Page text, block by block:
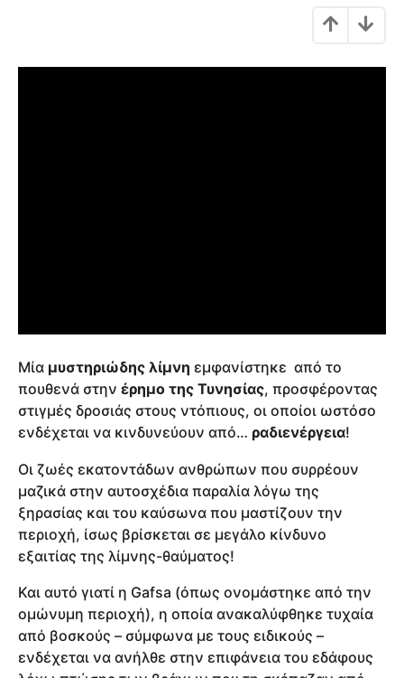
Μία μυστηριώδης λίμνη εμφανίστηκε από το
πουθενά στην έρημο της Τυνησίας, προσφέροντας
στιγμές δροσιάς στους ντόπιους, οι οποίοι ωστόσο
ενδέχεται να κινδυνεύουν από… ραδιενέργεια!
Οι ζωές εκατοντάδων ανθρώπων που συρρέουν
μαζικά στην αυτοσχέδια παραλία λόγω της
ξηρασίας και του καύσωνα που μαστίζουν την
περιοχή, ίσως βρίσκεται σε μεγάλο κίνδυνο
εξαιτίας της λίμνης-θαύματος!
Και αυτό γιατί η Gafsa (όπως ονομάστηκε από την
ομώνυμη περιοχή), η οποία ανακαλύφθηκε τυχαία
από βοσκούς – σύμφωνα με τους ειδικούς –
ενδέχεται να ανήλθε στην επιφάνεια του εδάφους